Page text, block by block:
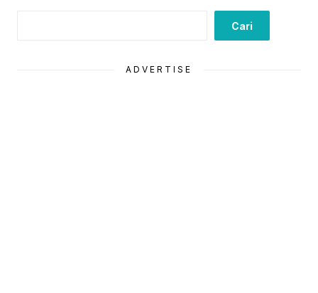
Cari
ADVERTISE